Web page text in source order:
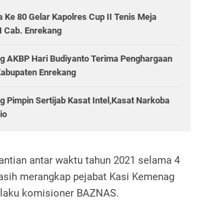
Ke 80 Gelar Kapolres Cup II Tenis Meja
Cab. Enrekang
AKBP Hari Budiyanto Terima Penghargaan
Enrekang
Pimpin Sertijab Kasat Intel,Kasat Narkoba
antar waktu tahun 2021 selama 4
merangkap pejabat Kasi Kemenag
komisioner BAZNAS.